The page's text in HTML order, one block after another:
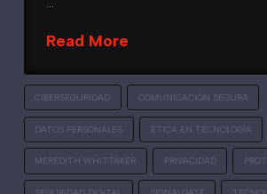
Read More
CIBERSEGURIDAD COMUNICACIÓN SEGURA
DATOS PERSONALES ÉTICA EN TECNOLOGÍA
MEREDITH WHITTAKER PRIVACIDAD